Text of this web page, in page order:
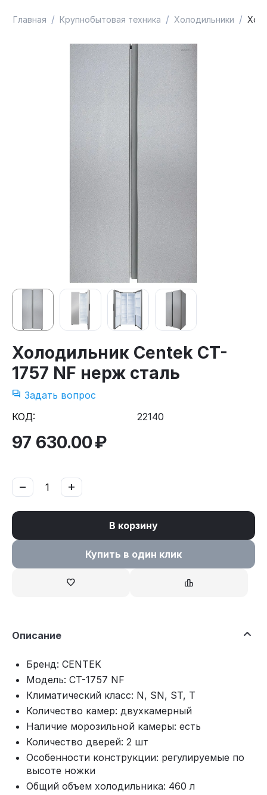
Главная / Крупнобытовая техника / Холодильники /
Холодильник Centek CT-
1757 NF нерж сталь
Задать вопрос
КОД:
22140
97 630.00₽
+
−
В корзину
Купить в один клик
Описание
Бренд: CENTEK
Модель: CT-1757 NF
Климатический класс: N, SN, ST, T
Количество камер: двухкамерный
Наличие морозильной камеры: есть
Количество дверей: 2 шт
Особенности конструкции: регулируемые по
высоте ножки
Общий объем холодильника: 460 л